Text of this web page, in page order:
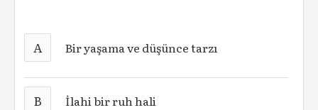
A Bir yaşama ve düşünce tarzı
B İlahi bir ruh hali